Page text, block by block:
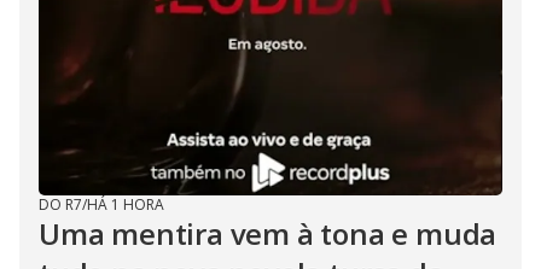
DO R7/HÁ 1 HORA
Uma mentira vem à tona e muda